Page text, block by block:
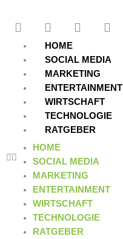
springen
F
a
e
o
T
w
i
t
t
e
r
Y
o
u
b
e
L
i
k
d
i
HOME
SOCIAL MEDIA
MARKETING
ENTERTAINMENT
WIRTSCHAFT
TECHNOLOGIE
RATGEBER
HOME
SOCIAL MEDIA
MARKETING
ENTERTAINMENT
WIRTSCHAFT
TECHNOLOGIE
RATGEBER